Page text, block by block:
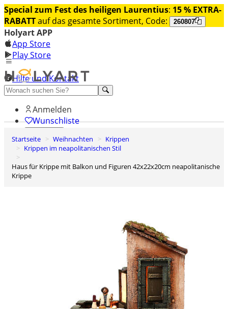
Special zum Fest des heiligen Laurentius: 15 % EXTRA-
RABATTauf das gesamte Sortiment, Code: 260807
Holyart APP
App Store
Play Store
Hilfe und Kontakt
Entdecken Sie Premium
Anmelden
Wunschliste
0
Warenkorb
Startseite Weihnachten
Krippen
Krippen im neapolitanischen Stil
Haus für Krippe mit Balkon und Figuren 42x22x20cm neapolitanische
Krippe